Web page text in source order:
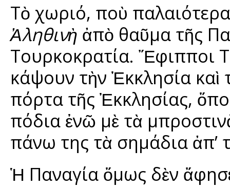
Τὸ χωριό, ποὺ
Ἀληθινὴ ἀπὸ θαῦμα τῆς
Τουρκοκρατία. Ἔφιπποι
κάψουν τὴν Ἐκκλησία
πόρτα τῆς Ἐκκλησίας,
πόδια ἐνῶ μὲ τὰ
πάνω της τὰ σημάδια ἀπ’
Ἡ Παναγία ὅμως δὲν